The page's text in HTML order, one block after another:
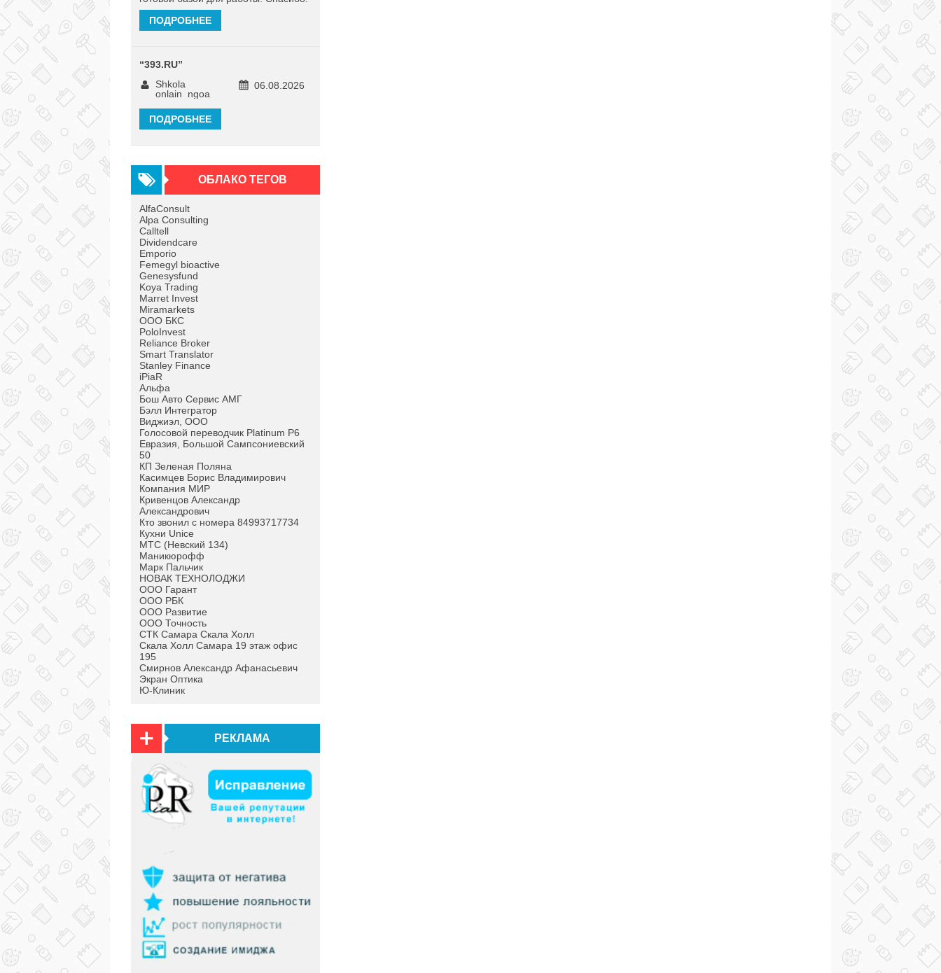
ПОДРОБНЕЕ
“393.RU”
06.08.2026
Shkola
onlain_ngoa
ПОДРОБНЕЕ
ОБЛАКО ТЕГОВ
AlfaConsult
Alpa Consulting
Calltell
Dividendcare
Emporio
Femegyl bioactive
Genesysfund
Koya Trading
Marret Invest
Miramarkets
OOO БКС
PoloInvest
Reliance Broker
Smart Translator
Stanley Finance
iPiaR
Альфа
Бош Авто Сервис АМГ
Бэлл Интегратор
Виджиэл, ООО
Голосовой переводчик Platinum P6
Евразия, Большой Сампсониевский
50
КП Зеленая Поляна
Касимцев Борис Владимирович
Компания МИР
Кривенцов Александр
Александрович
Кто звонил с номера 84993717734
Кухни Unice
МТС (Невский 134)
Маникюрофф
Марк Пальчик
НОВАК ТЕХНОЛОДЖИ
ООО Гарант
ООО РБК
ООО Развитие
ООО Точность
СТК Самара Скала Холл
Скала Холл Самара 19 этаж офис
195
Смирнов Александр Афанасьевич
Экран Оптика
Ю-Клиник
РЕКЛАМА